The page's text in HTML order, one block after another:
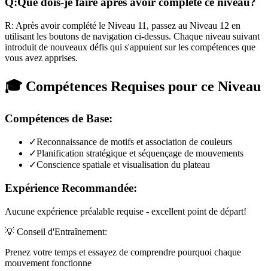
R: Après avoir complété le Niveau 11 , passez au Niveau 12 en
utilisant les boutons de navigation ci-dessus. Chaque niveau suivant
introduit de nouveaux défis qui s'appuient sur les compétences que
vous avez apprises.
🎓 Compétences Requises pour ce Niveau
Compétences de Base:
✓Reconnaissance de motifs et association de couleurs
✓Planification stratégique et séquençage de mouvements
✓Conscience spatiale et visualisation du plateau
Expérience Recommandée:
Aucune expérience préalable requise - excellent point de départ!
💡 Conseil d'Entraînement:
Prenez votre temps et essayez de comprendre pourquoi chaque
mouvement fonctionne